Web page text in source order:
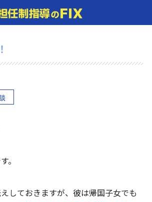
。
しておきますが、彼は帰国子女でも